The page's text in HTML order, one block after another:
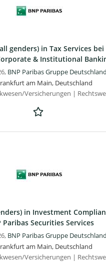
genders) in Tax Services bei
& Institutional
BNP Paribas Gruppe Deutschland
am Main, Deutschland
Versicherungen |
in Investment
Paribas Securities Services
BNP Paribas Gruppe Deutschland
am Main, Deutschland
Versicherungen |